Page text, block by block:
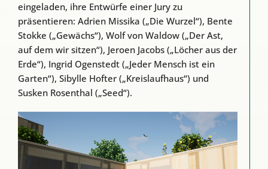
eingeladen, ihre Entwürfe einer Jury zu
präsentieren: Adrien Missika („Die Wurzel“), Bente
Stokke („Gewächs“), Wolf von Waldow („Der Ast,
auf dem wir sitzen“), Jeroen Jacobs („Löcher aus der
Erde“), Ingrid Ogenstedt („Jeder Mensch ist ein
Garten“), Sibylle Hofter („Kreislaufhaus“) und
Susken Rosenthal („Seed“).